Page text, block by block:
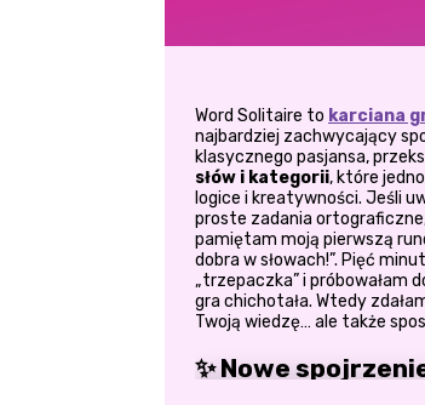
Word Solitaire to karciana
najbardziej zachwycający
klasycznego pasjansa,
słów i kategorii, które
logice i kreatywności. Jeśli
proste zadania
pamiętam moją pierwszą
dobra w słowach!”. Pięć
„trzepaczka” i próbowałam
gra chichotała. Wtedy
Twoją wiedzę… ale także
✨Nowe